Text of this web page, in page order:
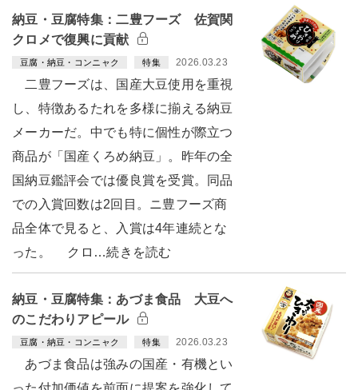
納豆・豆腐特集：二豊フーズ 佐賀関
クロメで復興に貢献
豆腐・納豆・コンニャク 特集 2026.03.23
二豊フーズは、国産大豆使用を重視
し、特徴あるたれを多様に揃える納豆
メーカーだ。中でも特に個性が際立つ
商品が「国産くろめ納豆」。昨年の全
国納豆鑑評会では優良賞を受賞。同品
での入賞回数は2回目。ニ豊フーズ商
品全体で見ると、入賞は4年連続とな
った。 クロ…続きを読む
納豆・豆腐特集：あづま食品 大豆へ
のこだわりアピール
豆腐・納豆・コンニャク 特集 2026.03.23
あづま食品は強みの国産・有機とい